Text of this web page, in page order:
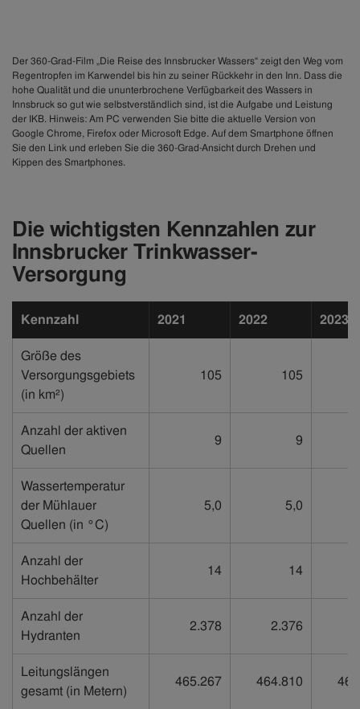
Der 360-Grad-Film „Die Reise des Innsbrucker Wassers“ zeigt den Weg vom
Regentropfen im Karwendel bis hin zu seiner Rückkehr in den Inn. Dass die
hohe Qualität und die ununterbrochene Verfügbarkeit des Wassers in
Innsbruck so gut wie selbstverständlich sind, ist die Aufgabe und Leistung
der IKB. Hinweis: Am PC verwenden Sie bitte die aktuelle Version von
Google Chrome, Firefox oder Microsoft Edge. Auf dem Smartphone öffnen
Sie den Link und erleben Sie die 360-Grad-Ansicht durch Drehen und
Kippen des Smartphones.
Die wichtigsten Kennzahlen zur
Innsbrucker Trinkwasser-
Versorgung
Kennzahl 2021 2022 2023
Größe des
Versorgungsgebiets
(in km²)
105 105
Anzahl der aktiven
Quellen
9 9
Wassertemperatur
der Mühlauer
Quellen (in °C)
5,0 5,0
Anzahl der
Hochbehälter
14 14
Anzahl der
Hydranten
2.378 2.376
Leitungslängen
gesamt (in Metern)
465.267 464.810